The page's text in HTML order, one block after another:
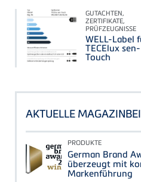
GUTACHTEN,
ZERTIFIKATE,
PRÜFZEUGNISSE
WELL-Label
TECElux sen-
Touch
AKTUELLE
PRODUKTE
German Brand
überzeugt mit
Markenführung